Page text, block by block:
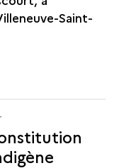
Saint-